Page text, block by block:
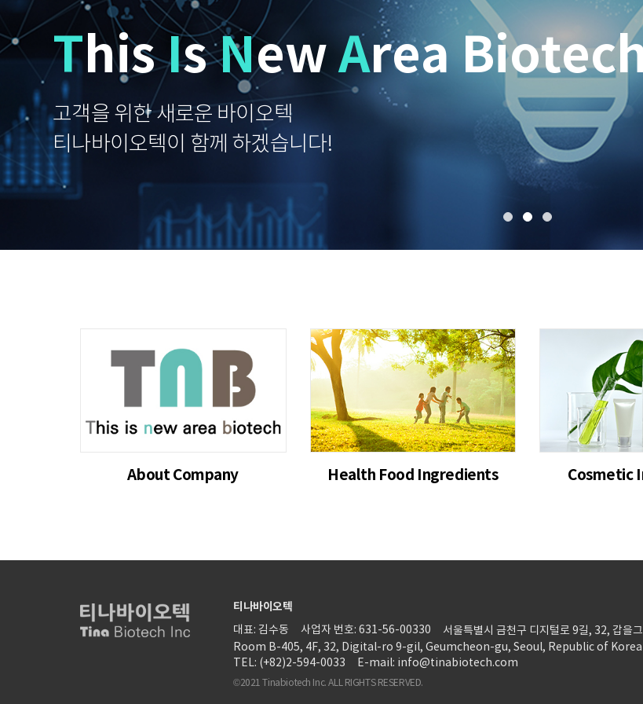
ThisIsNewArea
고객을 위한 새로운 바이오텍
티나바이오텍이 함께 하겠습니다!
About Company Health Food Ingredients Cosmetic
티나바이오텍
대표: 김수동 사업자 번호: 631-56-00330
서울특별시 금천구 디지털로 9길, 32, 갑을
Room B-405, 4F, 32, Digital-ro 9-gil, Geumcheon-gu, Seoul, Republic of Korea
TEL: (+82)2-594-0033
E-mail: info@tinabiotech.com
©2021 Tinabiotech Inc. ALL RIGHTS RESERVED.